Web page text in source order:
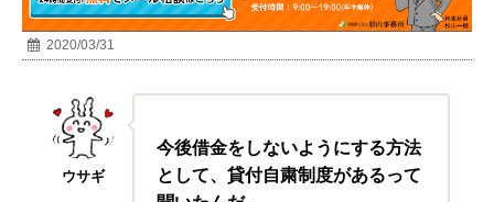
2020/03/31
ウサギ
今後借金をしないようにする方法
として、貸付自粛制度があるって